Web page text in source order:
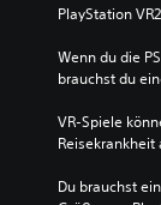
PlayStation
Wenn du die
brauchst du
VR-Spiele
Reisekrankheit
Du brauchst